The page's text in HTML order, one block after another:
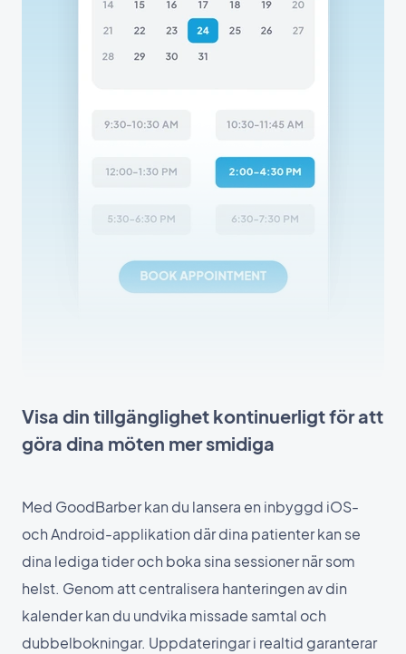
Visa din tillgänglighet kontinuerligt för att
göra dina möten mer smidiga
Med GoodBarber kan du lansera en inbyggd iOS-
och Android-applikation där dina patienter kan se
dina lediga tider och boka sina sessioner när som
helst. Genom att centralisera hanteringen av din
kalender kan du undvika missade samtal och
dubbelbokningar. Uppdateringar i realtid garanterar